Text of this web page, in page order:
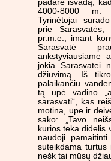
padarė išvadą,
4000-8000 m.
Tyrinėtojai
prie
pr.m.e., imant
Sarasvatė
ankstyviausiame
jokia Sarasvatei
džiūvimą. Iš
palaikančiu
tą upė vadino
sarasvati“, kas
motina, upe ir
sako: „Tavo
kurios teka didelis
naudoji
suteikdama
nešk tai mūsų